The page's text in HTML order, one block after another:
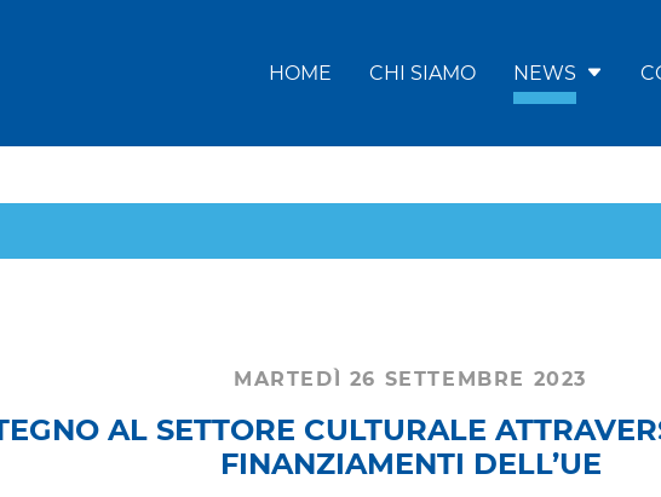
HOME CHI SIAMO NEWS
MARTEDÌ 26 SETTEMBRE 2023
AL SETTORE CULTURALE
FINANZIAMENTI DELL’UE